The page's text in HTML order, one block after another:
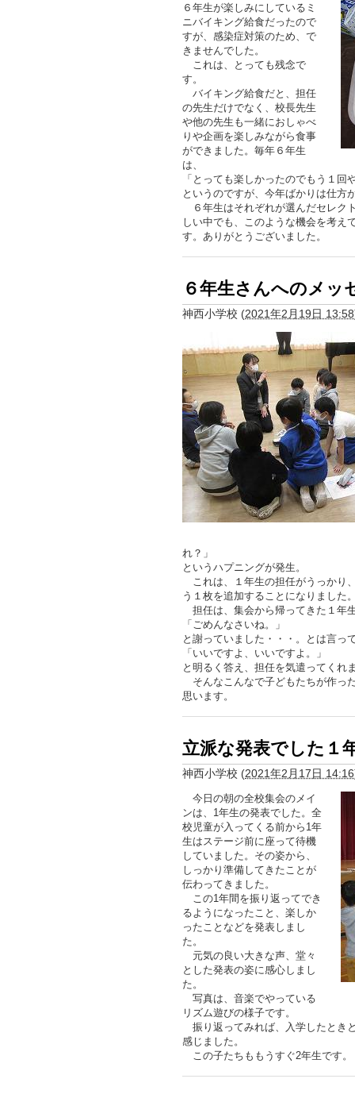
６年生が楽しみにしているミ
ニバイキング給食だったので
すが、感染症対策のため、で
きませんでした。
これは、とっても残念で
す。
バイキング給食だと、担任
の先生だけでなく、校長先生
や他の先生も一緒におしゃべ
りや企画を楽しみながら食事
ができました。毎年６年生
は、
「とっても楽しかったのでもう１回
というのですが、今年ばかりは仕方
６年生はそれぞれが選んだセレク
しい中でも、このような機会を考え
す。ありがとうございました。
６年生さんへのメッ
神西小学校 (2021年2月19日 13:58
れ？」
というハプニングが発生。
これは、１年生の担任がうっかり
う１枚を追加することになりました
担任は、集会から帰ってきた１年
「ごめんなさいね。」
と謝っていました・・・。とは言っ
「いいですよ、いいですよ。」
と明るく答え、担任を気遣ってくれ
そんなこんなで子どもたちが作っ
思います。
立派な発表でした１
神西小学校 (2021年2月17日 14:16
今日の朝の全校集会のメイ
ンは、1年生の発表でした。全
校児童が入ってくる前から1年
生はステージ前に座って待機
していました。その姿から、
しっかり準備してきたことが
伝わってきました。
この1年間を振り返ってでき
るようになったこと、楽しか
ったことなどを発表しまし
た。
元気の良い大きな声、堂々
とした発表の姿に感心しまし
た。
写真は、音楽でやっている
リズム遊びの様子です。
振り返ってみれば、入学したとき
感じました。
この子たちももうすぐ2年生です。